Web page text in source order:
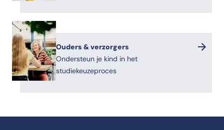
Ouders & verzorgers
Ondersteun je kind in het
studiekeuzeproces